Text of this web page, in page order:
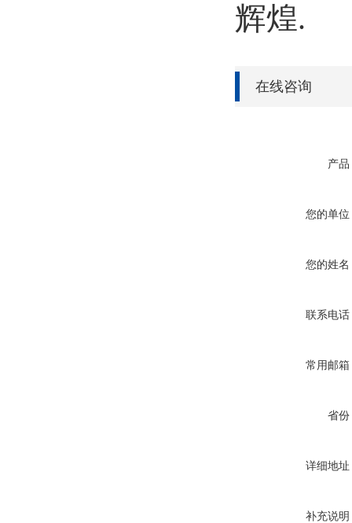
辉煌.
在线咨询
产品
您的单位
您的姓名
联系电话
常用邮箱
省份
详细地址
补充说明